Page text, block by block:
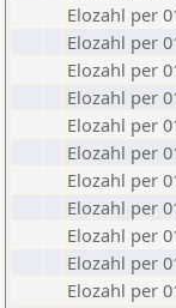
Elozahl per
Elozahl per
Elozahl per
Elozahl per
Elozahl per
Elozahl per
Elozahl per
Elozahl per
Elozahl per
Elozahl per
Elozahl per